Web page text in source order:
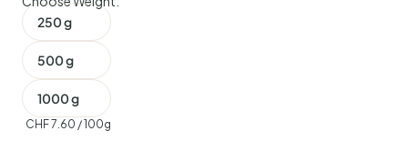
250 g
500 g
1000 g
CHF7.60 / 100g